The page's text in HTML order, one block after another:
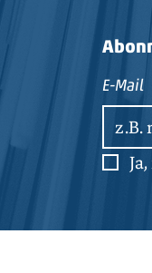
E-Mail